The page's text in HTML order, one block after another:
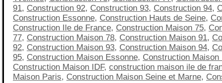
91, Construction 92, Construction 93, Construction 94,
Construction Essonne, Construction Hauts de Seine,
Construction Ile de France, Construction Maison 75,
77, Construction Maison 78, Construction Maison 91,
92, Construction Maison 93, Construction Maison 94,
95, Construction Maison Essonne, Construction Maison
Construction Maison IDF, construction maison ile de
Maison Paris, Construction Maison Seine et Marne,